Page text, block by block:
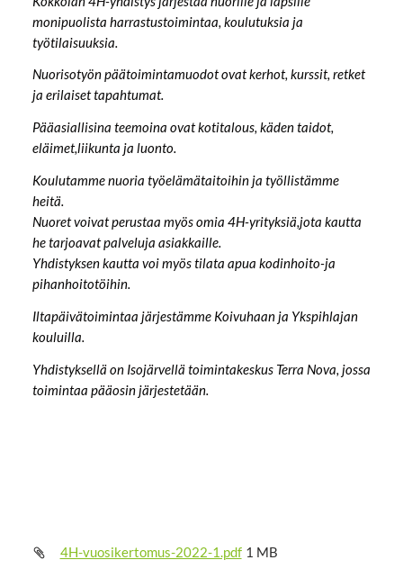
monipuolista harrastustoimintaa, koulutuksia ja
työtilaisuuksia.
Nuorisotyön päätoimintamuodot ovat kerhot, kurssit, retket
ja erilaiset tapahtumat.
Pääasiallisina teemoina ovat kotitalous, käden taidot,
eläimet,liikunta ja luonto.
Koulutamme nuoria työelämätaitoihin ja työllistämme
heitä.
Nuoret voivat perustaa myös omia 4H-yrityksiä,jota kautta
he tarjoavat palveluja asiakkaille.
Yhdistyksen kautta voi myös tilata apua kodinhoito-ja
pihanhoitotöihin.
Iltapäivätoimintaa järjestämme Koivuhaan ja Ykspihlajan
kouluilla.
Yhdistyksellä on Isojärvellä toimintakeskus Terra Nova, jossa
toimintaa pääosin järjestetään.
4H-vuosikertomus-2022-1.pdf 1 MB